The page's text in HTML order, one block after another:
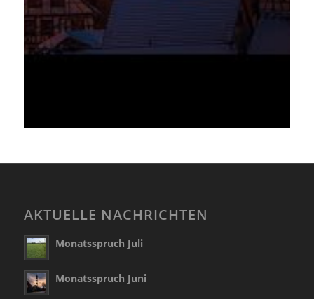
AKTUELLE NACHRICHTEN
Monatsspruch Juli
Monatsspruch Juni